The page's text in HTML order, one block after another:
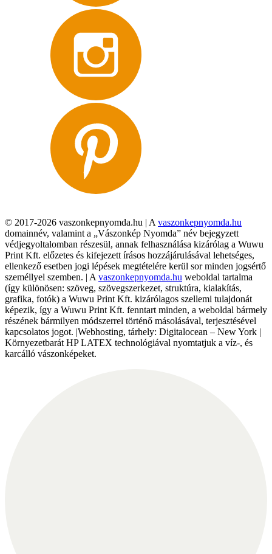
© 2017-2026 vaszonkepnyomda.hu | A vaszonkepnyomda.hu
domainnév, valamint a „Vászonkép Nyomda” név bejegyzett
védjegyoltalomban részesül, annak felhasználása kizárólag a Wuwu
Print Kft. előzetes és kifejezett írásos hozzájárulásával lehetséges,
ellenkező esetben jogi lépések megtételére kerül sor minden jogsértő
személlyel szemben. | A vaszonkepnyomda.hu weboldal tartalma
(így különösen: szöveg, szövegszerkezet, struktúra, kialakítás,
grafika, fotók) a Wuwu Print Kft. kizárólagos szellemi tulajdonát
képezik, így a Wuwu Print Kft. fenntart minden, a weboldal bármely
részének bármilyen módszerrel történő másolásával, terjesztésével
kapcsolatos jogot. |Webhosting, tárhely: Digitalocean – New York |
Környezetbarát HP LATEX technológiával nyomtatjuk a víz-, és
karcálló vászonképeket.